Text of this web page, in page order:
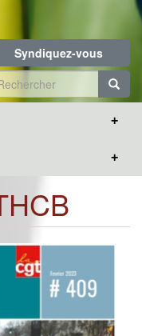
Syndiquez-vous